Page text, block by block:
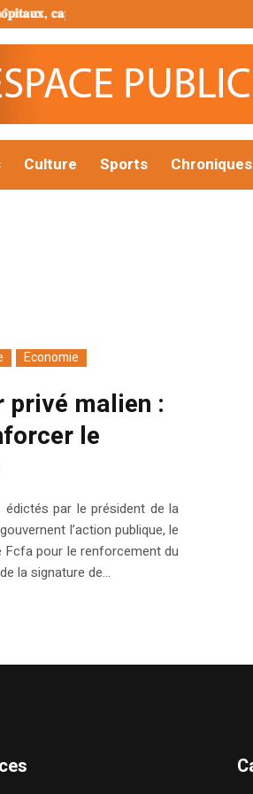
𝐜𝐚𝐩 𝐝𝐞𝐬 𝐂𝐨𝐦𝐦𝐮𝐧𝐞𝐬 𝐈𝐈𝐈 𝐞𝐭 𝐕𝐈
Culture Sports Chroniques
Economie
privé malien :
le
par le président de la
l’action publique, le
Fcfa pour le renforcement du
la signature de...